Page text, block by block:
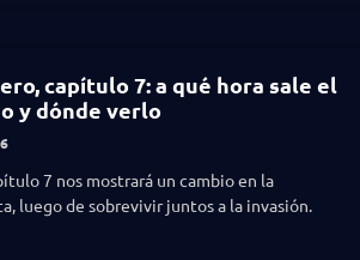
capítulo 7: a qué hora sale el
y dónde verlo
7 nos mostrará un cambio en la
luego de sobrevivir juntos a la invasión.